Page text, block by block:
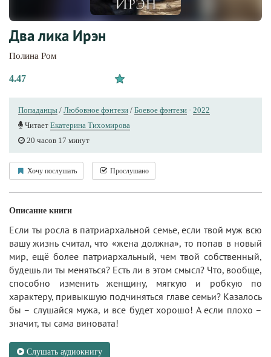
Два лика Ирэн
Полина Ром
4.47
Попаданцы / Любовное фэнтези / Боевое фэнтези · 2022
Читает Екатерина Тихомирова
20 часов 17 минут
Хочу послушать Прослушано
Описание книги
Если ты росла в патриархальной семье, если твой муж всю
вашу жизнь считал, что «жена должна», то попав в новый
мир, ещё более патриархальный, чем твой собственный,
будешь ли ты меняться? Есть ли в этом смысл? Что, вообще,
способно изменить женщину, мягкую и робкую по
характеру, привыкшую подчиняться главе семьи? Казалось
бы – слушайся мужа, и все будет хорошо! А если плохо –
значит, ты сама виновата!
Слушать аудиокнигу